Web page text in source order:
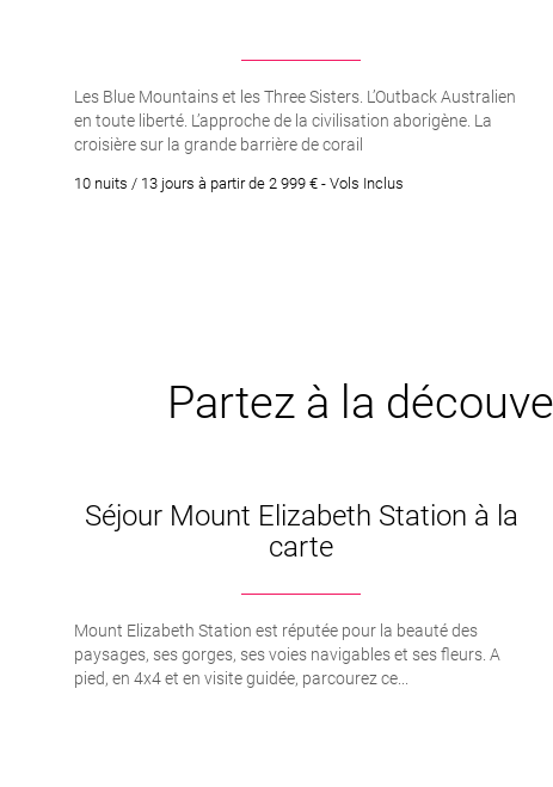
Les Blue Mountains et les Three Sisters. L’Outback Australien
en toute liberté. L’approche de la civilisation aborigène. La
croisière sur la grande barrière de corail
10 nuits / 13 jours à partir de 2 999 € - Vols Inclus
Partez à la
Séjour Mount Elizabeth Station à la
carte
Mount Elizabeth Station est réputée pour la beauté des
paysages, ses gorges, ses voies navigables et ses fleurs. A
pied, en 4x4 et en visite guidée, parcourez ce...